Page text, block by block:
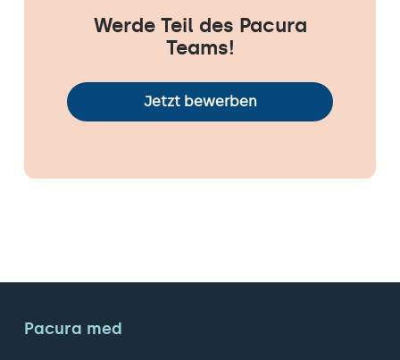
Werde Teil des Pacura
Teams!
Jetzt bewerben
Pacura med